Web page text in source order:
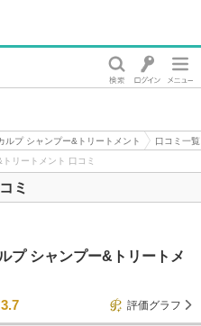
ルプ シャンプー&トリートメント
口コミ一覧
リートメント 口コミ
ミ
プ シャンプー&トリートメ
3.7
評価グラフ